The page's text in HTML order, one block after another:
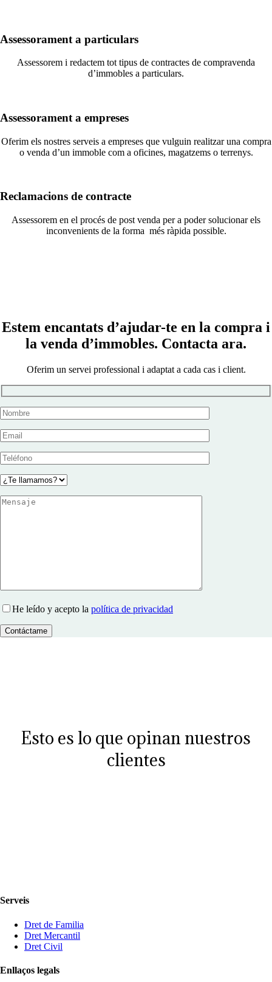
Assessorament a particulars
Assessorem i redactem tot tipus de contractes de compravenda
d’immobles a particulars.
Assessorament a empreses
Oferim els nostres serveis a empreses que vulguin realitzar una compra
o venda d’un immoble com a oficines, magatzems o terrenys.
Reclamacions de contracte
Assessorem en el procés de post venda per a poder solucionar els
inconvenients de la forma més ràpida possible.
Estem encantats d’ajudar-te en la compra i
la venda d’immobles. Contacta ara.
Oferim un servei professional i adaptat a cada cas i client.
He leído y acepto la política de privacidad
Esto es lo que opinan nuestros
clientes
Serveis
Dret de Familia
Dret Mercantil
Dret Civil
Enllaços legals